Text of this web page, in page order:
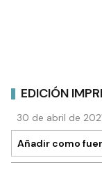
EDICIÓN
30 de abril de
Añadir como